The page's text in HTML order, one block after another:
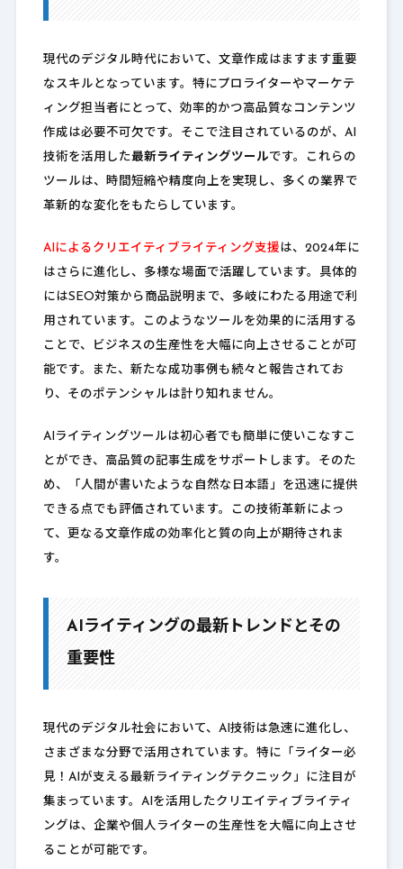
現代のデジタル時代において、文章作成はますます重要
なスキルとなっています。特にプロライターやマーケテ
ィング担当者にとって、効率的かつ高品質なコンテンツ
作成は必要不可欠です。そこで注目されているのが、AI
技術を活用した最新ライティングツールです。これらの
ツールは、時間短縮や精度向上を実現し、多くの業界で
革新的な変化をもたらしています。
AIによるクリエイティブライティング支援は、2024年に
はさらに進化し、多様な場面で活躍しています。具体的
にはSEO対策から商品説明まで、多岐にわたる用途で利
用されています。このようなツールを効果的に活用する
ことで、ビジネスの生産性を大幅に向上させることが可
能です。また、新たな成功事例も続々と報告されてお
り、そのポテンシャルは計り知れません。
AIライティングツールは初心者でも簡単に使いこなすこ
とができ、高品質の記事生成をサポートします。そのた
め、「人間が書いたような自然な日本語」を迅速に提供
できる点でも評価されています。この技術革新によっ
て、更なる文章作成の効率化と質の向上が期待されま
す。
AIライティングの最新トレンドとその
重要性
現代のデジタル社会において、AI技術は急速に進化し、
さまざまな分野で活用されています。特に「ライター必
見！AIが支える最新ライティングテクニック」に注目が
集まっています。AIを活用したクリエイティブライティ
ングは、企業や個人ライターの生産性を大幅に向上させ
ることが可能です。